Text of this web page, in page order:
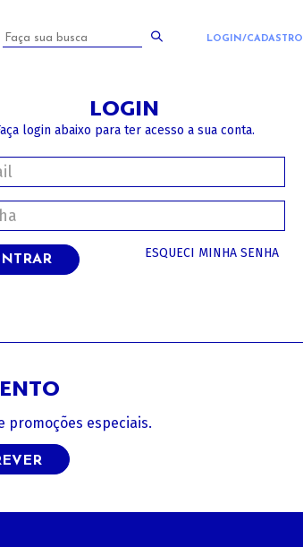
LOGIN/CADASTRO
LOGIN
login abaixo para ter acesso a sua conta.
ESQUECI MINHA SENHA
promoções especiais.